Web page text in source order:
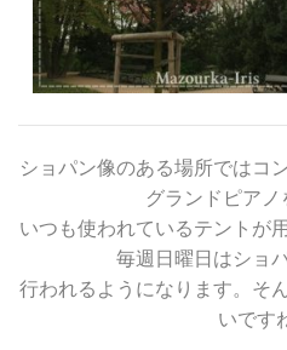
ショパン像のある場所ではコ
グランドピア
いつも使われているテントが
毎週日曜日はショ
行われるようになります。そ
いです